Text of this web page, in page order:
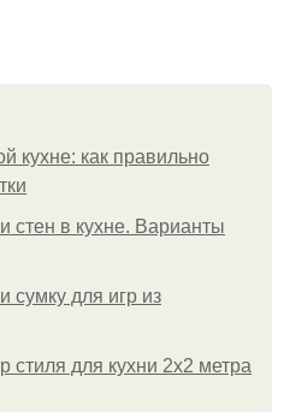
кухне: как правильно
стен в кухне. Варианты
сумку для игр из
стиля для кухни 2х2 метра